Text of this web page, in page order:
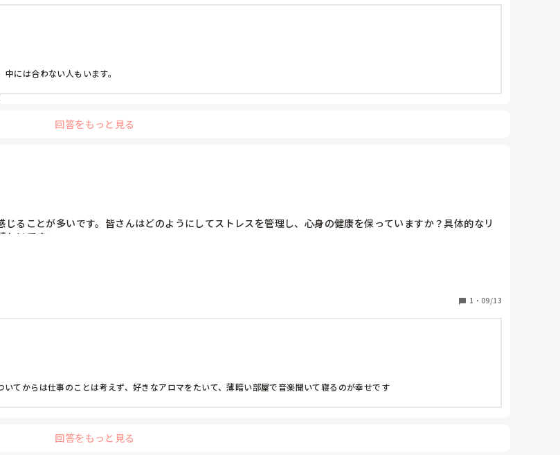
には合わない人もいます。
回答をもっと見る
ることが多いです。皆さんはどのようにしてストレスを管理し、心身の健康を保っていますか？具体的なリ
いです。
1 ・ 09/13
てからは仕事のことは考えず、好きなアロマをたいて、薄暗い部屋で音楽聞いて寝るのが幸せです
回答をもっと見る